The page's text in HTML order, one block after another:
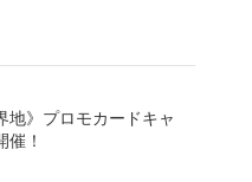
地》プロモカードキャ
！